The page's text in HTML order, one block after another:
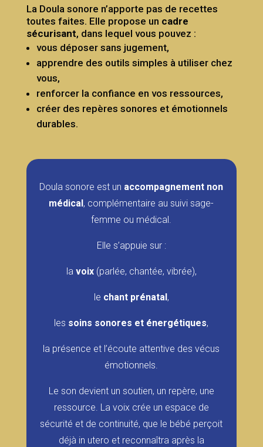
La Doula sonore n’apporte pas de recettes
toutes faites. Elle propose un cadre
sécurisant, dans lequel vous pouvez :
vous déposer sans jugement,
apprendre des outils simples à utiliser chez
vous,
renforcer la confiance en vos ressources,
créer des repères sonores et émotionnels
durables.
Doula sonore est un accompagnement non
médical , complémentaire au suivi sage-
femme ou médical.
Elle s’appuie sur :
la voix(parlée, chantée, vibrée),
le chant prénatal ,
les soins sonores et énergétiques,
la présence et l’écoute attentive des vécus
émotionnels.
Le son devient un soutien, un repère, une
ressource. La voix crée un espace de
sécurité et de continuité, que le bébé perçoit
déjà in utero et reconnaîtra après la